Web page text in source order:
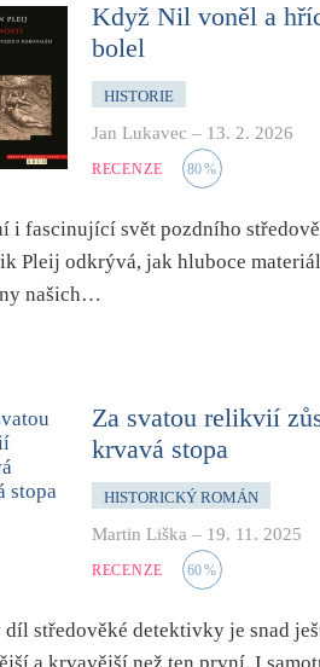
Když Nil voněl a
bolel
HISTORIE
Jan Lukavec – 13. 2. 2026
RECENZE 80%
i fascinující svět pozdního
Pleij odkrývá, jak hluboce
našich…
Za svatou relikvií
krvavá stopa
HISTORICKÝ ROMÁN
Martin Liška – 19. 11. 2025
RECENZE 60%
středověké detektivky je snad